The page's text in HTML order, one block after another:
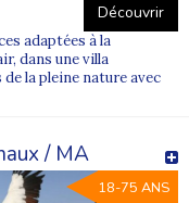
Découvrir
adaptées à la
dans une villa
la pleine nature avec
/ MA
18-75 ANS